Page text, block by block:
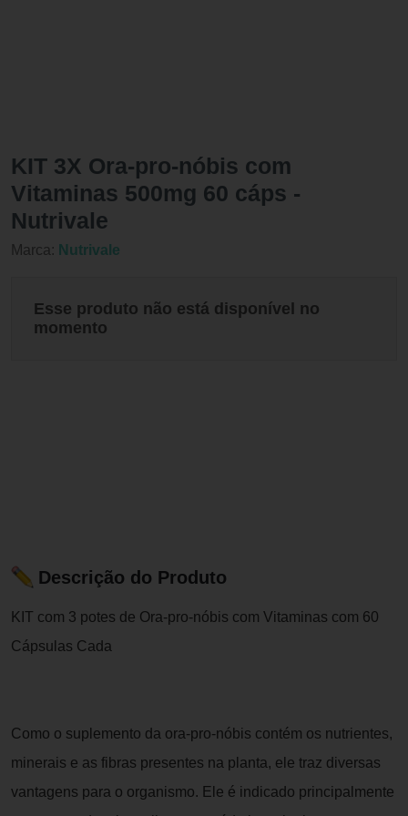
KIT 3X Ora-pro-nóbis com
Vitaminas 500mg 60 cáps -
Nutrivale
Marca: Nutrivale
Esse produto não está disponível no
momento
Descrição do Produto
KIT com 3 potes de Ora-pro-nóbis com Vitaminas com 60
Cápsulas Cada
Como o suplemento da ora-pro-nóbis contém os nutrientes,
minerais e as fibras presentes na planta, ele traz diversas
vantagens para o organismo. Ele é indicado principalmente